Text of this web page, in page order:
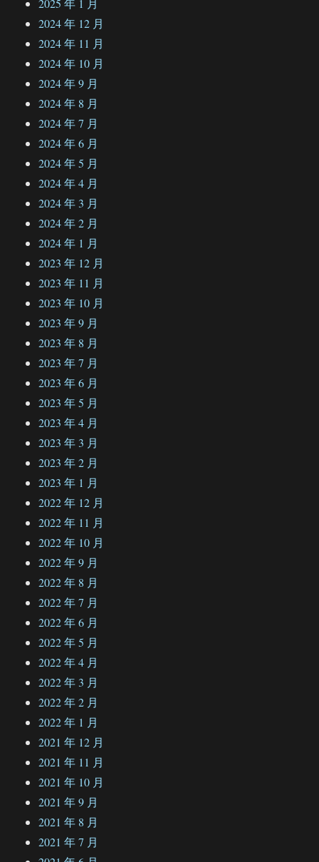
2025 年 1 月
2024 年 12 月
2024 年 11 月
2024 年 10 月
2024 年 9 月
2024 年 8 月
2024 年 7 月
2024 年 6 月
2024 年 5 月
2024 年 4 月
2024 年 3 月
2024 年 2 月
2024 年 1 月
2023 年 12 月
2023 年 11 月
2023 年 10 月
2023 年 9 月
2023 年 8 月
2023 年 7 月
2023 年 6 月
2023 年 5 月
2023 年 4 月
2023 年 3 月
2023 年 2 月
2023 年 1 月
2022 年 12 月
2022 年 11 月
2022 年 10 月
2022 年 9 月
2022 年 8 月
2022 年 7 月
2022 年 6 月
2022 年 5 月
2022 年 4 月
2022 年 3 月
2022 年 2 月
2022 年 1 月
2021 年 12 月
2021 年 11 月
2021 年 10 月
2021 年 9 月
2021 年 8 月
2021 年 7 月